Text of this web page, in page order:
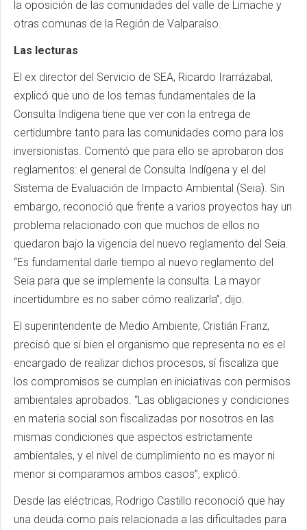
la oposición de las comunidades del valle de Limache y
otras comunas de la Región de Valparaíso.
Las lecturas
El ex director del Servicio de SEA, Ricardo Irarrázabal,
explicó que uno de los temas fundamentales de la
Consulta Indígena tiene que ver con la entrega de
certidumbre tanto para las comunidades como para los
inversionistas. Comentó que para ello se aprobaron dos
reglamentos: el general de Consulta Indígena y el del
Sistema de Evaluación de Impacto Ambiental (Seia). Sin
embargo, reconoció que frente a varios proyectos hay un
problema relacionado con que muchos de ellos no
quedaron bajo la vigencia del nuevo reglamento del Seia.
“Es fundamental darle tiempo al nuevo reglamento del
Seia para que se implemente la consulta. La mayor
incertidumbre es no saber cómo realizarla”, dijo.
El superintendente de Medio Ambiente, Cristián Franz,
precisó que si bien el organismo que representa no es el
encargado de realizar dichos procesos, sí fiscaliza que
los compromisos se cumplan en iniciativas con permisos
ambientales aprobados. “Las obligaciones y condiciones
en materia social son fiscalizadas por nosotros en las
mismas condiciones que aspectos estrictamente
ambientales, y el nivel de cumplimiento no es mayor ni
menor si comparamos ambos casos”, explicó.
Desde las eléctricas, Rodrigo Castillo reconoció que hay
una deuda como país relacionada a las dificultades para